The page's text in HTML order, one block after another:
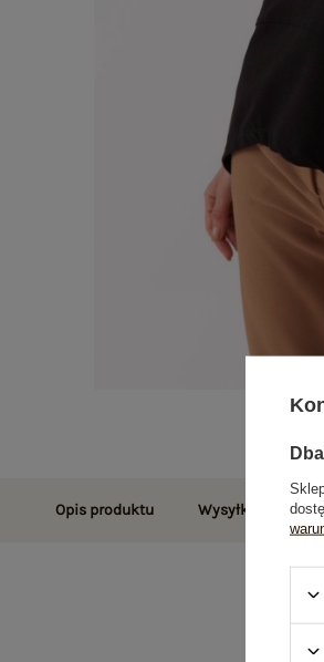
Opis produktu Wysyłka i